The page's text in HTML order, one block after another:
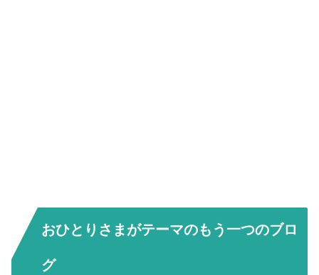
おひとりさまがテーマのもう一つのブロ
グ